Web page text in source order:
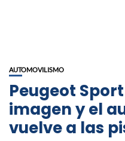
AUTOMOVILISMO
Peugeot
imagen y el
vuelve a las